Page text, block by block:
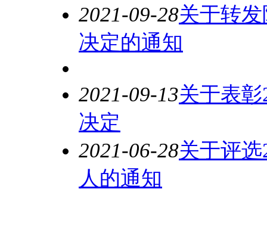
2021-09-28关于转
决定的通知
2021-09-13关于表
决定
2021-06-28关于评
人的通知